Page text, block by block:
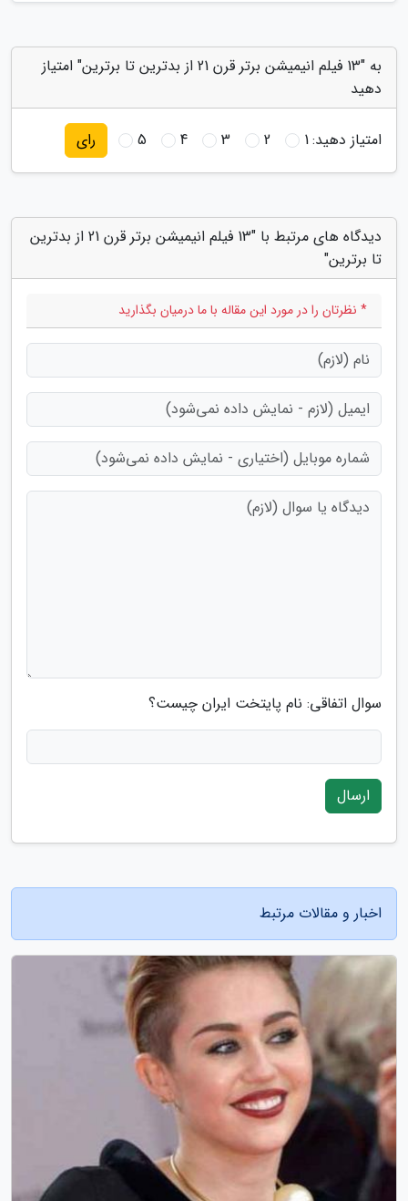
به "13 فیلم انیمیشن برتر قرن 21 از بدترین تا برترین" امتیاز
دهید
امتیاز دهید:1
2
3
4
5 رای
دیدگاه های مرتبط با "13 فیلم انیمیشن برتر قرن 21 از بدترین
تا برترین"
* نظرتان را در مورد این مقاله با ما درمیان بگذارید
سوال اتفاقی: نام پایتخت ایران چیست؟
ارسال
اخبار و مقالات مرتبط